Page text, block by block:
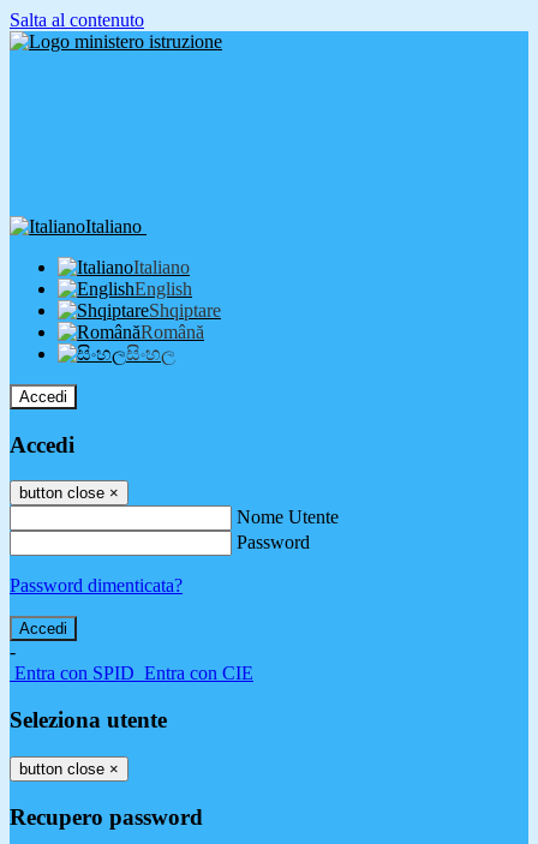
Salta al contenuto
Italiano
Italiano
English
Shqiptare
Română
සිංහල
Accedi
Accedi
button close ×
Nome Utente
Password
Password dimenticata?
-
Entra con SPID Entra con CIE
Seleziona utente
button close ×
Recupero password